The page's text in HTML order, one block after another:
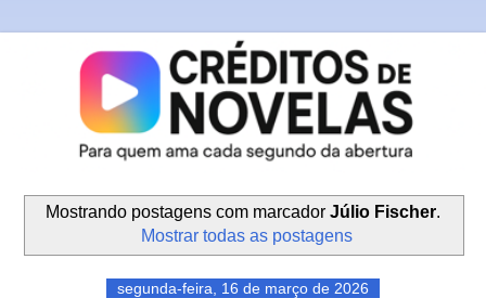
Mostrando postagens com marcador Júlio Fischer.
Mostrar todas as postagens
segunda-feira, 16 de março de 2026